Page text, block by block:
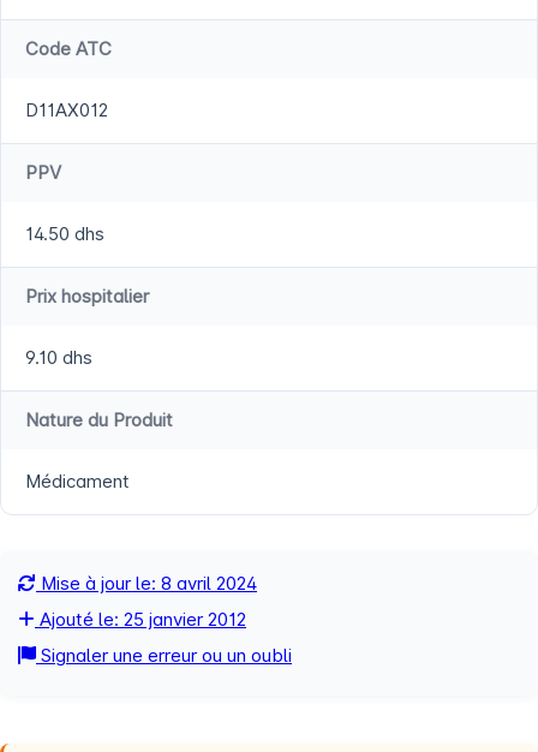
Code ATC
D11AX012
PPV
14.50 dhs
Prix hospitalier
9.10 dhs
Nature du Produit
Médicament
Mise à jour le: 8 avril 2024
Ajouté le: 25 janvier 2012
Signaler une erreur ou un oubli